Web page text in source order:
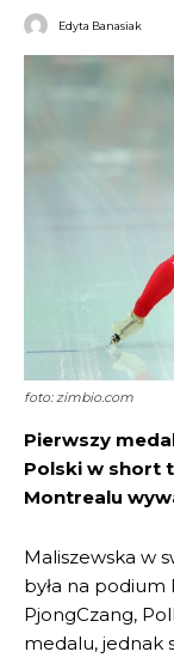
Edyta Banasiak
foto: zimbio.com
Pierwszy
Polski w short
Montrealu
Maliszewska w
była na podium
PjongCzang,
medalu, jednak